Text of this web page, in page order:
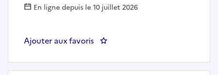
En ligne depuis le 10 juillet 2026
Ajouter aux favoris : Attaché de coopération